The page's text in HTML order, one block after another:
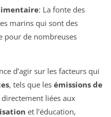
: La fonte des
marins qui sont des
pour de nombreuses
d’agir sur les facteurs qui
, tels que les émissions de
liées aux
et l’éducation,